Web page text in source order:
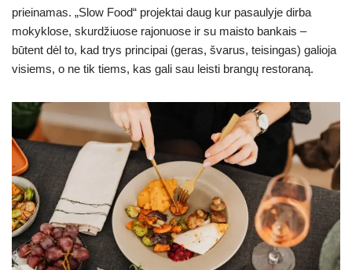
prieinamas. „Slow Food“ projektai daug kur pasaulyje dirba
mokyklose, skurdžiuose rajonuose ir su maisto bankais –
būtent dėl to, kad trys principai (geras, švarus, teisingas) galioja
visiems, o ne tik tiems, kas gali sau leisti brangų restoraną.